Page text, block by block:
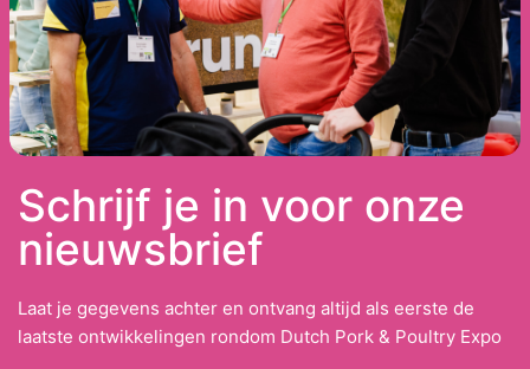
Schrijf je in voor onze
nieuwsbrief
Laat je gegevens achter en ontvang altijd als eerste de
laatste ontwikkelingen rondom Dutch Pork & Poultry Expo